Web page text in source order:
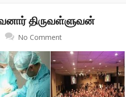
திருவள்ளுவன்
No Comment